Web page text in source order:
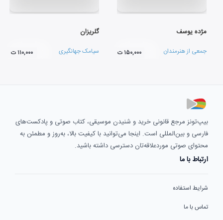
مژده یوسف
جمعی از هنرمندان ۱۵۰,۰۰۰ ت
گلریزان
سیامک جهانگیری ۱۱۰,۰۰۰ ت
بیپ‌تونز مرجع قانونی خرید و شنیدن موسیقی، کتاب صوتی و پادکست‌های
فارسی و بین‌المللی است. اینجا می‌توانید با کیفیت بالا، به‌روز و مطمئن به
محتوای صوتی موردعلاقه‌تان دسترسی داشته باشید.
ارتباط با ما
شرایط استفاده
تماس با ما